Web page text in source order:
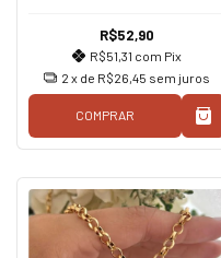
R$52,90
R$51,31 com Pix
2 x de R$26,45 sem juros
COMPRAR